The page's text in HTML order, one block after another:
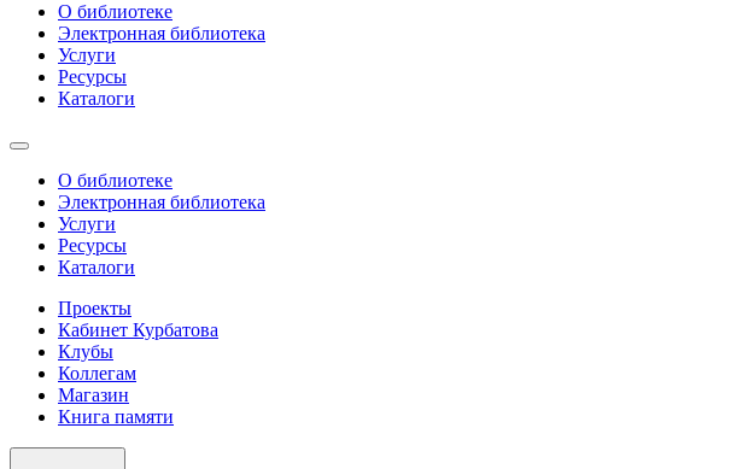
О библиотеке
Электронная библиотека
Услуги
Ресурсы
Каталоги
О библиотеке
Электронная библиотека
Услуги
Ресурсы
Каталоги
Проекты
Кабинет Курбатова
Клубы
Коллегам
Магазин
Книга памяти